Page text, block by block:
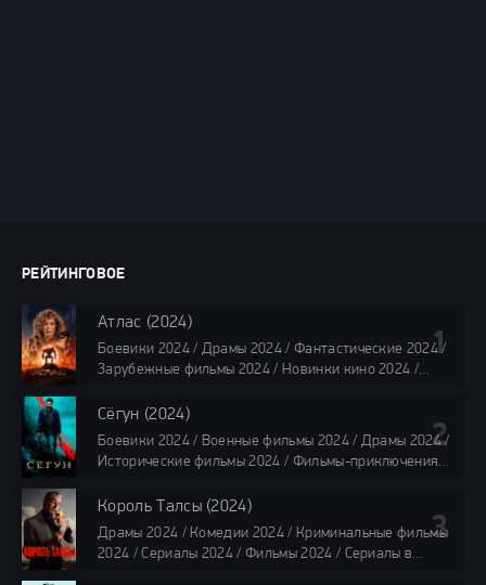
РЕЙТИНГОВОЕ
Атлас (2024)
Боевики 2024 / Драмы 2024 / Фантастические 2024 /
Зарубежные фильмы 2024 / Новинки кино 2024 /
Фильмы 4K / Фильмы 2024 / Популярные фильмы /
Смотреть фильмы онлайн
118 мин.
Сёгун (2024)
Боевики 2024 / Военные фильмы 2024 / Драмы 2024 /
Исторические фильмы 2024 / Фильмы-приключения
Сериалы 4K / Фильмы 2024 / Сериалы в озвучке
TVShows / Сериалы в озвучке LostFilm / Сериалы в
озвучке HDrezka Studio / Смотреть фильмы онлайн
все серии по 45 минут
Король Талсы (2024)
Драмы 2024 / Комедии 2024 / Криминальные фильмы
2024 / Сериалы 2024 / Фильмы 2024 / Сериалы в